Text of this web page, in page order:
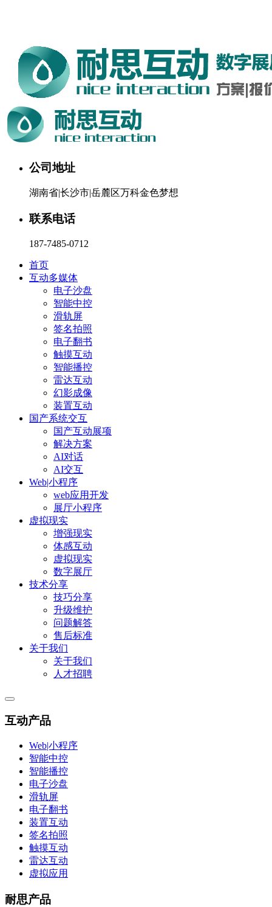
公司地址
湖南省|长沙市|岳麓区万科金色梦想
联系电话
187-7485-0712
首页
互动多媒体
电子沙盘
智能中控
滑轨屏
签名拍照
电子翻书
触摸互动
智能播控
雷达互动
幻影成像
装置互动
国产系统交互
国产互动展项
解决方案
AI对话
AI交互
Web|小程序
web应用开发
展厅小程序
虚拟现实
增强现实
体感互动
虚拟现实
数字展厅
技术分享
技巧分享
升级维护
问题解答
售后标准
关于我们
关于我们
人才招聘
互动产品
Web|小程序
智能中控
智能播控
电子沙盘
滑轨屏
电子翻书
装置互动
签名拍照
触摸互动
雷达互动
虚拟应用
耐思产品